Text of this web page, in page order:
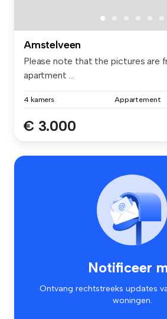
Amstelveen
Please note that the pictures are
apartment ...
4 kamers Appartement
€ 3.000
Notificeer
Ontvang rechtstreeks updates
woningen.